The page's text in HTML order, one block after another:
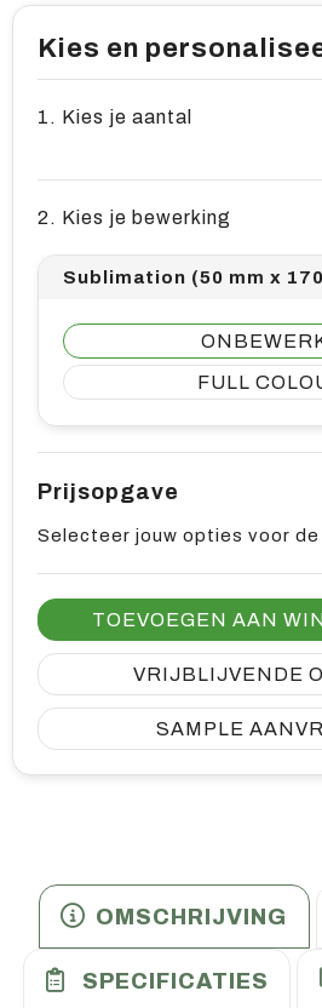
Kies en
1. Kies je aantal
2. Kies je bewerking
Sublimation (50 mm x
FULL
Prijsopgave
Selecteer jouw opties voor de
TOEVOEGEN AAN
VRIJBLIJVENDE
SAMPLE
OMSCHRIJVING
SPECIFICATIES